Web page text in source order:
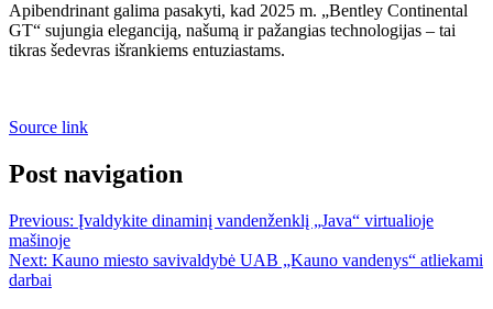
Apibendrinant galima pasakyti, kad 2025 m. „Bentley Continental
GT“ sujungia eleganciją, našumą ir pažangias technologijas – tai
tikras šedevras išrankiems entuziastams.
Source link
Post navigation
Previous: Įvaldykite dinaminį vandenženklį „Java“ virtualioje
mašinoje
Next: Kauno miesto savivaldybė UAB „Kauno vandenys“ atliekami
darbai